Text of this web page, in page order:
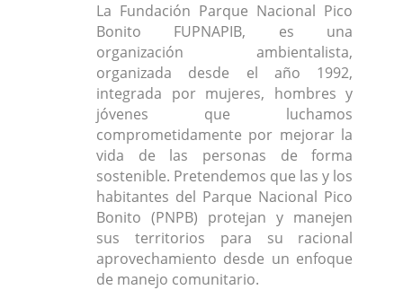
La Fundación Parque Nacional Pico
Bonito FUPNAPIB, es una
organización ambientalista,
organizada desde el año 1992,
integrada por mujeres, hombres y
jóvenes que luchamos
comprometidamente por mejorar la
vida de las personas de forma
sostenible. Pretendemos que las y los
habitantes del Parque Nacional Pico
Bonito (PNPB) protejan y manejen
sus territorios para su racional
aprovechamiento desde un enfoque
de manejo comunitario.